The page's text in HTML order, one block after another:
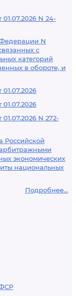
N 24-
N
с
категорий
в обороте, и
N 272-
Российской
экономических
национальных
Подробнее...